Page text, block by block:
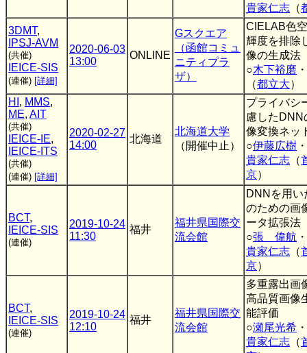
貴家仁志 （
3DMT,
IPSJ-AVM
(共催)
IEICE-SIS
(連催) [詳細]
2020-06-03
13:00
ONLINE
Gスクエア
（函館コミュ
ニティプラ
ザ）
CIELAB色
輝度を排除
像の生成法
○木下裕磨 ・
（都立大）
HI , MMS,
ME, AIT
(共催)
IEICE-IE,
IEICE-ITS
(共催)
(連催) [詳細]
2020-02-27
14:00
北海道
北海道大学
（開催中止）
プライバシ
慮したDNN
像変換ネッ
○伊藤広樹 ・
貴家仁志 （
京）
BCT,
IEICE-SIS
(連催)
2019-10-24
11:30
福井
福井県国際交
流会館
DNNを用い
のための画
ータ拡張法
○張 偉航 ・
貴家仁志 （
京）
BCT,
IEICE-SIS
(連催)
2019-10-24
12:10
福井
福井県国際交
流会館
多重露出画
高品質画像
能評価
○瀬尾光希 ・
貴家仁志 （